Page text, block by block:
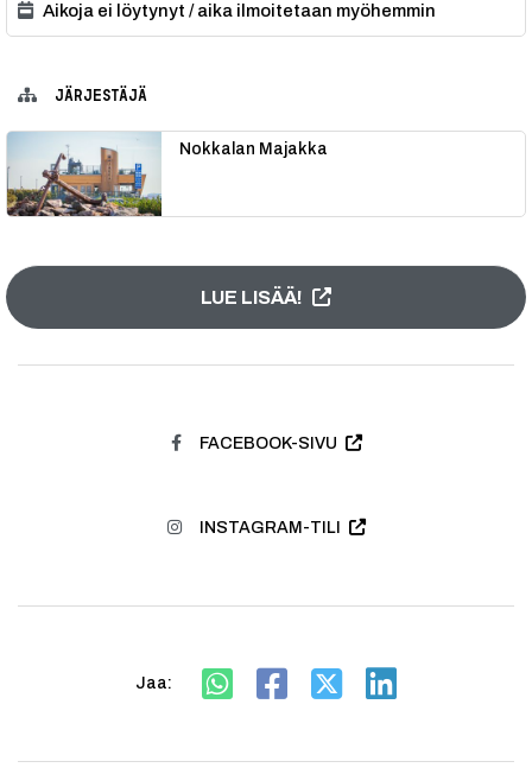
Aikoja ei löytynyt / aika ilmoitetaan myöhemmin
JÄRJESTÄJÄ
Nokkalan Majakka
LUE LISÄÄ!
FACEBOOK-SIVU
INSTAGRAM-TILI
Jaa: